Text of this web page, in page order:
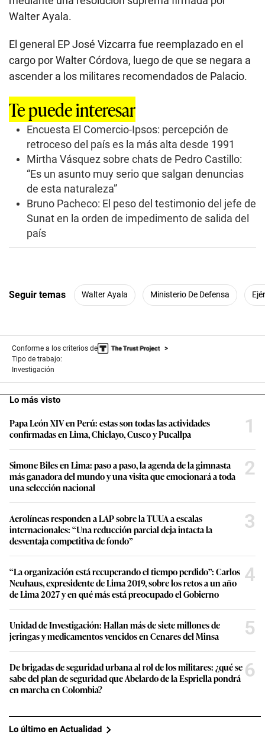
Walter Ayala.
El general EP José Vizcarra fue reemplazado en el
cargo por Walter Córdova, luego de que se negara a
ascender a los militares recomendados de Palacio.
Te puede interesar
Encuesta El Comercio-Ipsos: percepción de
retroceso del país es la más alta desde 1991
Mirtha Vásquez sobre chats de Pedro Castillo:
“Es un asunto muy serio que salgan denuncias
de esta naturaleza”
Bruno Pacheco: El peso del testimonio del jefe de
Sunat en la orden de impedimento de salida del
país
Seguir temas Walter Ayala Ministerio De Defensa
Conforme a los criterios de
Tipo de trabajo:
Investigación
Lo más visto
Papa León XIV en Perú: estas son todas las actividades
confirmadas en Lima, Chiclayo, Cusco y Pucallpa
1
Simone Biles en Lima: paso a paso, la agenda de la gimnasta
más ganadora del mundo y una visita que emocionará a toda
una selección nacional
2
Aerolíneas responden a LAP sobre la TUUA a escalas
internacionales: “Una reducción parcial deja intacta la
desventaja competitiva de fondo”
3
“La organización está recuperando el tiempo perdido”: Carlos
Neuhaus, expresidente de Lima 2019, sobre los retos a un año
de Lima 2027 y en qué más está preocupado el Gobierno
4
Unidad de Investigación: Hallan más de siete millones de
jeringas y medicamentos vencidos en Cenares del Minsa
5
De brigadas de seguridad urbana al rol de los militares: ¿qué se
sabe del plan de seguridad que Abelardo de la Espriella pondrá
en marcha en Colombia?
6
Lo último en Actualidad